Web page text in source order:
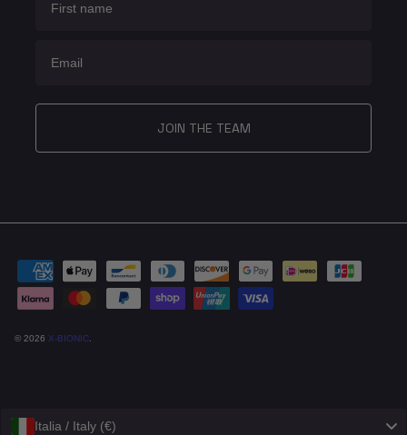
JOIN THE TEAM
© 2026 X-BIONIC
Italia / Italy (€)